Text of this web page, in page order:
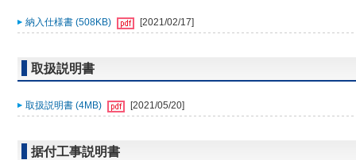
納入仕様書 (508KB) [2021/02/17]
取扱説明書
取扱説明書 (4MB) [2021/05/20]
据付工事説明書